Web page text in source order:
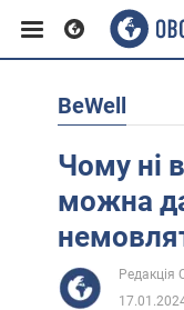
Європа
США
BeWell
Чому ні
можна
Редакція